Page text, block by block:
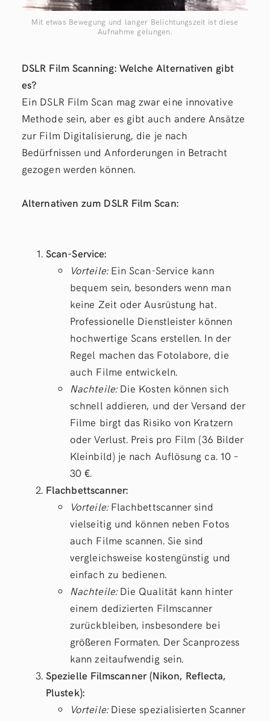
Mit etwas Bewegung und langer Belichtungszeit ist diese
Aufnahme gelungen.
DSLR Film Scanning: Welche Alternativen gibt
es?
Ein DSLR Film Scan mag zwar eine innovative
Methode sein, aber es gibt auch andere Ansätze
zur Film Digitalisierung, die je nach
Bedürfnissen und Anforderungen in Betracht
gezogen werden können.
Alternativen zum DSLR Film Scan:
Scan-Service:
Vorteile:Ein Scan-Service kann
bequem sein, besonders wenn man
keine Zeit oder Ausrüstung hat.
Professionelle Dienstleister können
hochwertige Scans erstellen. In der
Regel machen das Fotolabore, die
auch Filme entwickeln.
Nachteile:Die Kosten können sich
schnell addieren, und der Versand der
Filme birgt das Risiko von Kratzern
oder Verlust. Preis pro Film (36 Bilder
Kleinbild) je nach Auflösung ca. 10 –
30 €.
Flachbettscanner:
Vorteile:Flachbettscanner sind
vielseitig und können neben Fotos
auch Filme scannen. Sie sind
vergleichsweise kostengünstig und
einfach zu bedienen.
Nachteile:Die Qualität kann hinter
einem dedizierten Filmscanner
zurückbleiben, insbesondere bei
größeren Formaten. Der Scanprozess
kann zeitaufwendig sein.
Spezielle Filmscanner (Nikon, Reflecta,
Plustek):
Vorteile:Diese spezialisierten Scanner